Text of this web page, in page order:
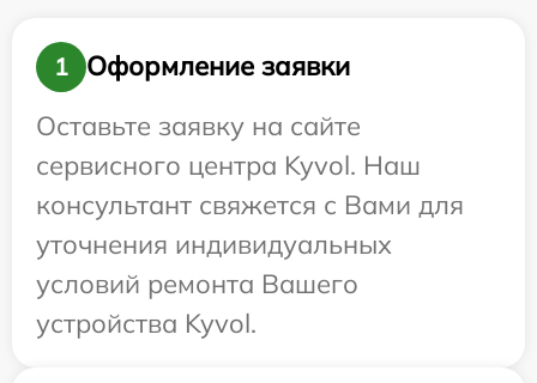
1
Оформление заявки
Оставьте заявку на сайте
сервисного центра Kyvol. Наш
консультант свяжется с Вами для
уточнения индивидуальных
условий ремонта Вашего
устройства Kyvol.